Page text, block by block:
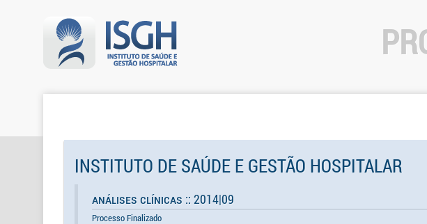
INSTITUTO DE SAÚDE E GESTÃO HOSPITALAR
Análises Clínicas :: 2014|09
Processo Finalizado